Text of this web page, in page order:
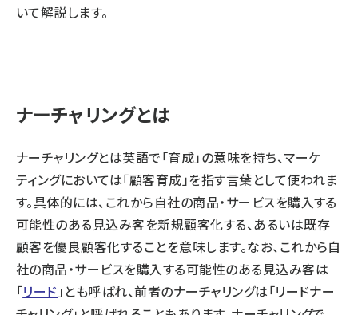
いて解説します。
ナーチャリングとは
ナーチャリングとは英語で「育成」の意味を持ち、マーケ
ティングにおいては「顧客育成」を指す言葉として使われま
す。具体的には、これから自社の商品・サービスを購入する
可能性のある見込み客を新規顧客化する、あるいは既存
顧客を優良顧客化することを意味します。なお、これから自
社の商品・サービスを購入する可能性のある見込み客は
「リード」とも呼ばれ、前者のナーチャリングは「リードナー